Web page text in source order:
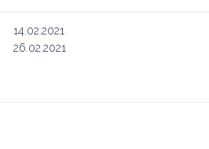
14.02.2021
26.02.2021